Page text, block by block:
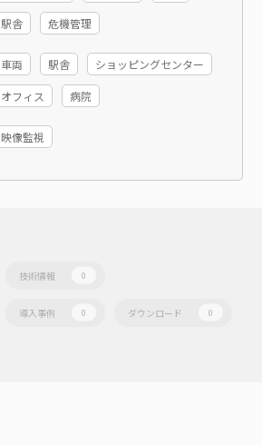
駅舎 危機管理
車両 駅舎 ショッピングセンター
オフィス 病院
映像監視
技術情報 0
導入事例 0 ダウンロード 0